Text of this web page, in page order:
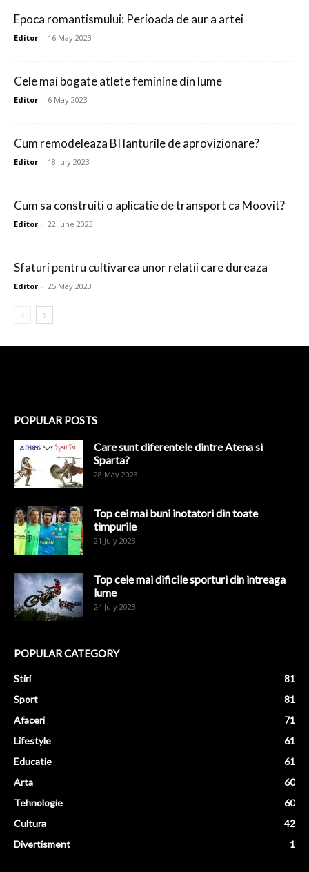
Epoca romantismului: Perioada de aur a artei
Editor - 16 May 2023
Cele mai bogate atlete feminine din lume
Editor - 6 May 2023
Cum remodeleaza BI lanturile de aprovizionare?
Editor - 18 July 2023
Cum sa construiti o aplicatie de transport ca Moovit?
Editor - 22 June 2023
Sfaturi pentru cultivarea unor relatii care dureaza
Editor - 25 May 2023
POPULAR POSTS
Care sunt diferentele dintre Atena si
Sparta?
28 May 2023
Top cei mai buni inotatori din toate
timpurile
21 July 2023
Top cele mai dificile sporturi din intreaga
lume
24 July 2023
POPULAR CATEGORY
Stiri
81
Sport
81
Afaceri
71
Lifestyle
61
Educatie
61
Arta
60
Tehnologie
60
Cultura
42
Divertisment
1